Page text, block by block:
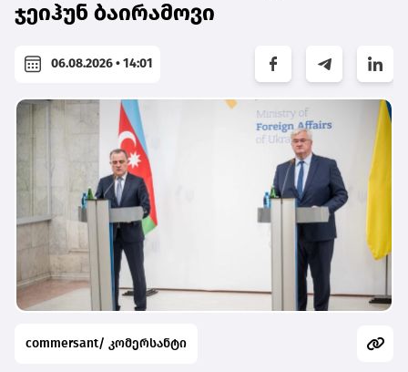
ჯეიჰუნ ბაირამოვი
06.08.2026 • 14:01
commersant/ კომერსანტი